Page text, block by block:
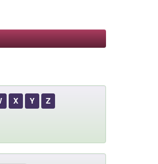
X Y Z